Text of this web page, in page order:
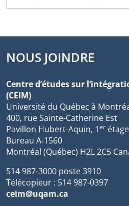
NOUS JOINDRE
Centre d’études sur
(CEIM)
Université du Québec à
400, rue Sainte-Catherine Est
Pavillon Hubert-Aquin, 1er étage
Bureau A-1560
Montréal (Québec) H2L 2C5
514 987-3000 poste 3910
Télécopieur : 514 987-0397
ceim@uqam.ca